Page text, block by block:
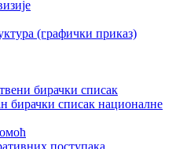
(графички приказ)
бирачки списак
бирачки списак националне
поступака